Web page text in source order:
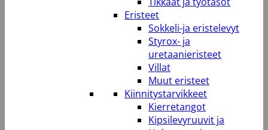
Eristeet
Sokkeli-ja eristelevyt
Styrox- ja
uretaanieristeet
Villat
Muut eristeet
Kiinnitystarvikkeet
Kierretangot
Kipsilevyruuvit ja